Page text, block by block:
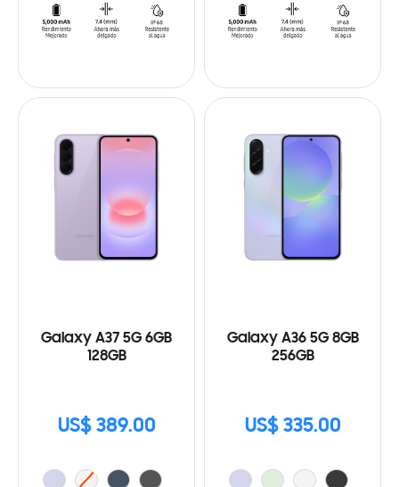
Galaxy A37 5G 6GB
128GB
US$ 389.00
Galaxy A36 5G 8GB
256GB
US$ 335.00